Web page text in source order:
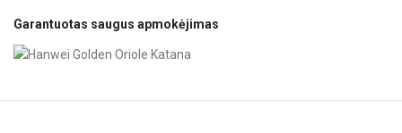
Garantuotas saugus apmokėjimas